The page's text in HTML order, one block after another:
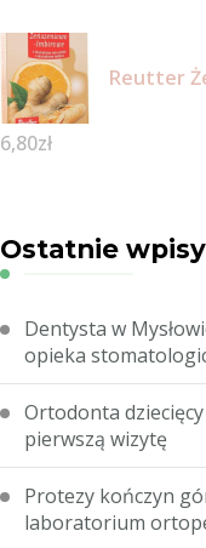
Reutter
6,80zł
Ostatnie wpisy
Dentysta w
opieka
Ortodonta
pierwszą wizytę
Protezy kończyn
laboratorium